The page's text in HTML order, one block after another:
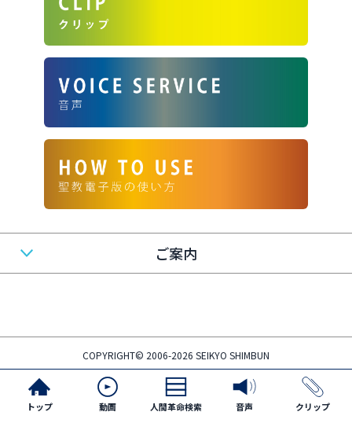
ご案内
COPYRIGHT© 2006-2026 SEIKYO SHIMBUN
トップ 動画 人間革命検索 音声 クリップ